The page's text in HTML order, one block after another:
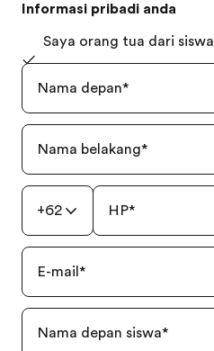
Informasi pribadi anda
Saya orang tua dari siswa
Nama depan*
Nama belakang*
+62 HP*
E-mail *
Nama depan siswa*